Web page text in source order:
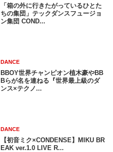
「箱の外に行きたがっているひとた
ちの集団」テックダンスフュージョ
ン集団 COND...
DANCE
BBOY世界チャンピオン植木豪やBB
Bらが名を連ねる『世界最上級のダ
ンス×テクノ...
DANCE
【初音ミク×CONDENSE】MIKU BR
EAK ver.1.0 LIVE R...